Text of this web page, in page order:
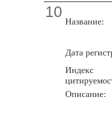
10
Название:
Дата
Индекс
Описание: